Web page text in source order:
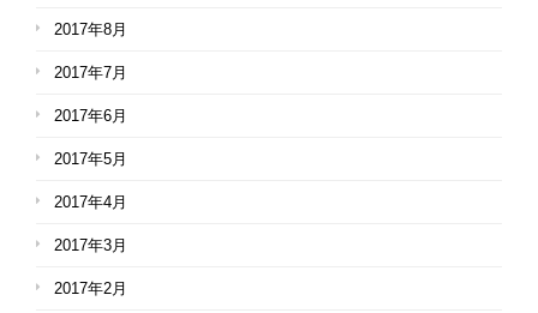
2017年8月
2017年7月
2017年6月
2017年5月
2017年4月
2017年3月
2017年2月